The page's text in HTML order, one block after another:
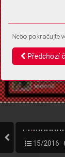
15/2016
Nebo pokračujte
Předchozí